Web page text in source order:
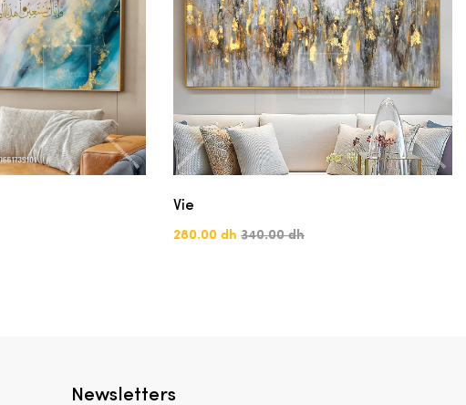
Vie
280.00 dh 340.00 dh
Newsletters